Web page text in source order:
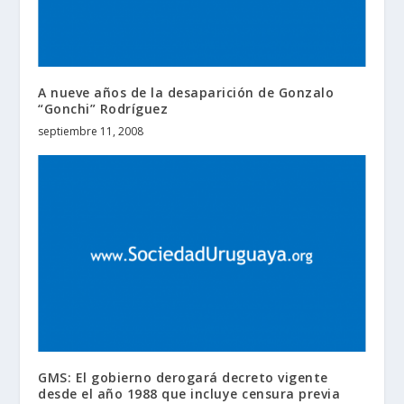
A nueve años de la desaparición de Gonzalo
“Gonchi” Rodríguez
septiembre 11, 2008
GMS: El gobierno derogará decreto vigente
desde el año 1988 que incluye censura previa